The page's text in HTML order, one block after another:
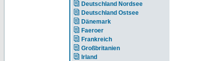
Deutschland Nordsee
Deutschland Ostsee
Dänemark
Faeroer
Frankreich
Großbritanien
Irland